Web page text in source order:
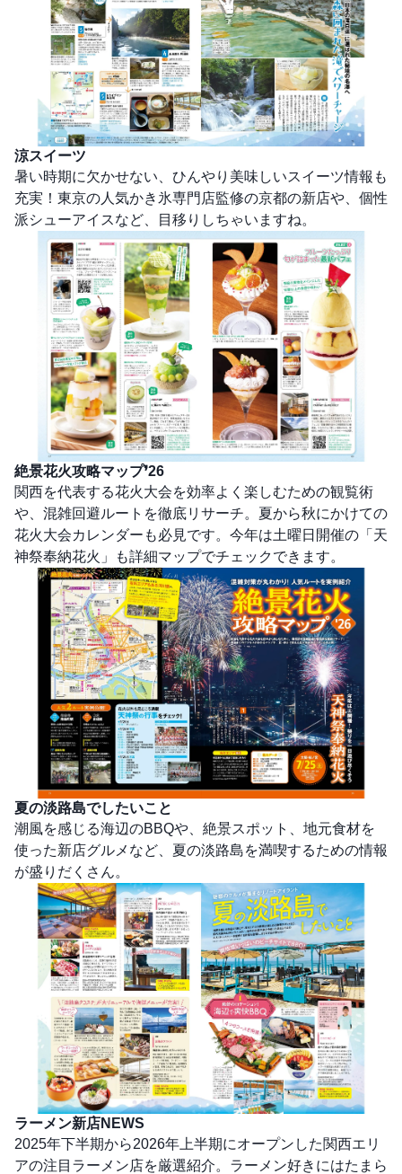
涼スイーツ
暑い時期に欠かせない、ひんやり美味しいスイーツ情報も
充実！東京の人気かき氷専門店監修の京都の新店や、個性
派シューアイスなど、目移りしちゃいますね。
絶景花火攻略マップ❜26
関西を代表する花火大会を効率よく楽しむための観覧術
や、混雑回避ルートを徹底リサーチ。夏から秋にかけての
花火大会カレンダーも必見です。今年は土曜日開催の「天
神祭奉納花火」も詳細マップでチェックできます。
夏の淡路島でしたいこと
潮風を感じる海辺のBBQや、絶景スポット、地元食材を
使った新店グルメなど、夏の淡路島を満喫するための情報
が盛りだくさん。
ラーメン新店NEWS
2025年下半期から2026年上半期にオープンした関西エリ
アの注目ラーメン店を厳選紹介。ラーメン好きにはたまら